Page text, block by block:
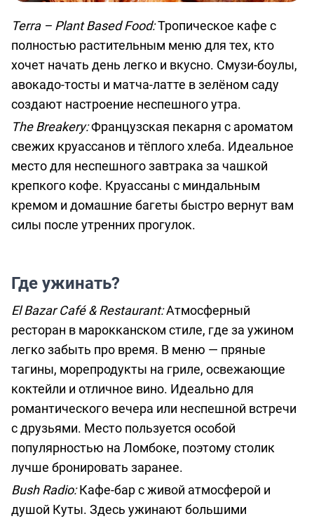
Terra – Plant Based Food:Тропическое кафе с
полностью растительным меню для тех, кто
хочет начать день легко и вкусно. Смузи-боулы,
авокадо-тосты и матча-латте в зелёном саду
создают настроение неспешного утра.
The Breakery:Французская пекарня с ароматом
свежих круассанов и тёплого хлеба. Идеальное
место для неспешного завтрака за чашкой
крепкого кофе. Круассаны с миндальным
кремом и домашние багеты быстро вернут вам
силы после утренних прогулок.
Где ужинать?
El Bazar Café & Restaurant:Атмосферный
ресторан в марокканском стиле, где за ужином
легко забыть про время. В меню — пряные
тагины, морепродукты на гриле, освежающие
коктейли и отличное вино. Идеально для
романтического вечера или неспешной встречи
с друзьями. Место пользуется особой
популярностью на Ломбоке, поэтому столик
лучше бронировать заранее.
Bush Radio:Кафе-бар с живой атмосферой и
душой Куты. Здесь ужинают большими